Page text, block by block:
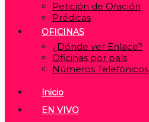
Petición de Oración
Prédicas
OFICINAS
¿Dónde ver Enlace?
Oficinas por país
Números Telefónicos
Inicio
EN VIVO